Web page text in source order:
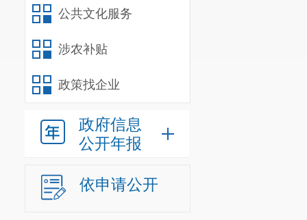
公共文化服务
涉农补贴
政策找企业
政府信息
公开年报
依申请公开